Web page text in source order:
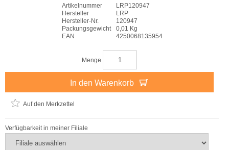
Artikelnummer
LRP120947
Hersteller
LRP
Hersteller-Nr.
120947
Packungsgewicht
0,01 Kg
EAN
4250068135954
Menge
In den Warenkorb
Auf den Merkzettel
Verfügbarkeit in meiner Filiale